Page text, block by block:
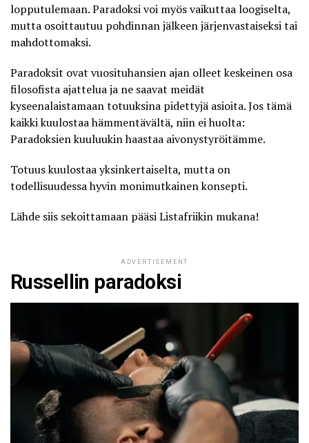
lopputulemaan. Paradoksi voi myös vaikuttaa loogiselta,
mutta osoittautuu pohdinnan jälkeen järjenvastaiseksi tai
mahdottomaksi.
Paradoksit ovat vuosituhansien ajan olleet keskeinen osa
filosofista ajattelua ja ne saavat meidät
kyseenalaistamaan totuuksina pidettyjä asioita. Jos tämä
kaikki kuulostaa hämmentävältä, niin ei huolta:
Paradoksien kuuluukin haastaa aivonystyröitämme.
Totuus kuulostaa yksinkertaiselta, mutta on
todellisuudessa hyvin monimutkainen konsepti.
Lähde siis sekoittamaan pääsi Listafriikin mukana!
ADVERTISEMENT
Russellin paradoksi